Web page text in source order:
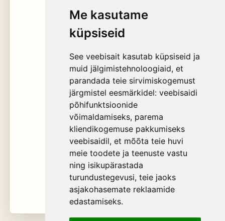
Me kasutame
küpsiseid
See veebisait kasutab küpsiseid ja
muid jälgimistehnoloogiaid, et
parandada teie sirvimiskogemust
järgmistel eesmärkidel: veebisaidi
põhifunktsioonide
võimaldamiseks, parema
kliendikogemuse pakkumiseks
veebisaidil, et mõõta teie huvi
meie toodete ja teenuste vastu
ning isikupärastada
turundustegevusi, teie jaoks
asjakohasemate reklaamide
edastamiseks.